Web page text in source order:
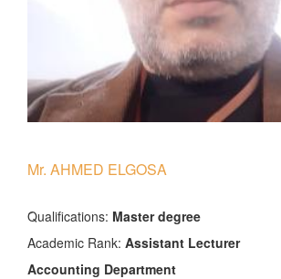
Mr. AHMED ELGOSA
َQualifications: Master degree
Academic Rank: Assistant Lecturer
Accounting Department